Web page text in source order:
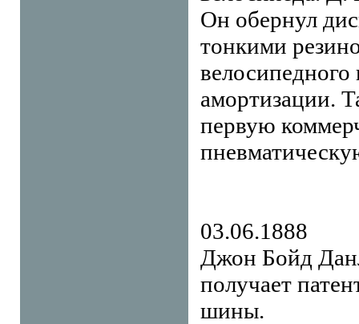
Он обернул
тонкими
велосипедного
амортизации.
первую
03.06.1888
Джон Бойд
получает
шины.